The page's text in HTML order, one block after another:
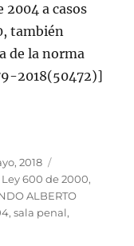
a casos
también
de la norma
2018(50472)]
2018
600 de 2000,
ALBERTO
,sala penal,